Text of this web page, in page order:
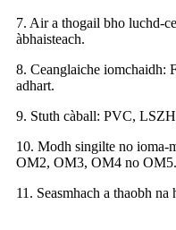
7. Air a thogail bho luchd-
àbhaisteach.
8. Ceanglaiche iomchaidh:
adhart.
9. Stuth càball: PVC,
10. Modh singilte no
OM2, OM3, OM4 no OM5.
11. Seasmhach a thaobh na